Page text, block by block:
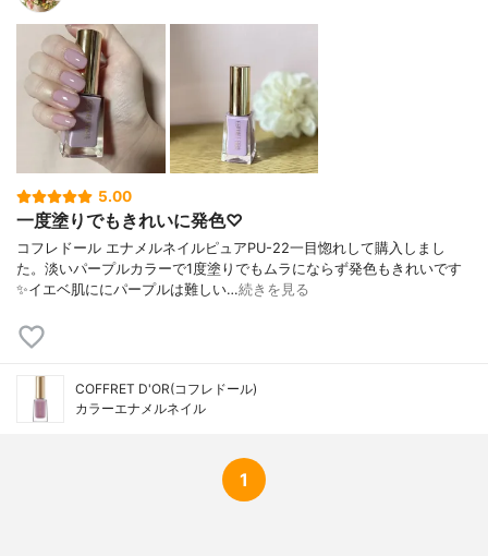
5.00
一度塗りでもきれいに発色♡
コフレドール エナメルネイルピュアPU-22一目惚れして購入しまし
た。淡いパープルカラーで1度塗りでもムラにならず発色もきれいです
✨イエベ肌ににパープルは難しい…続きを見る
COFFRET D'OR(コフレドール)
カラーエナメルネイル
1